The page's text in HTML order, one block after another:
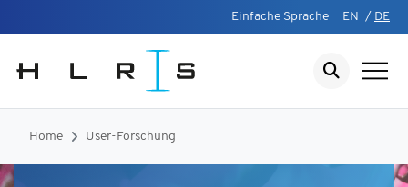
Einfache Sprache EN / DE
Home User-Forschung